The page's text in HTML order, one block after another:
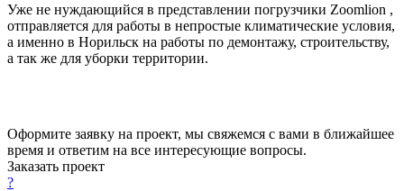
Уже не нуждающийся в представлении погрузчики Zoomlion ,
отправляется для работы в непростые климатические условия,
а именно в Норильск на работы по демонтажу, строительству,
а так же для уборки территории.
Оформите заявку на проект, мы свяжемся с вами в ближайшее
время и ответим на все интересующие вопросы.
Заказать проект
?